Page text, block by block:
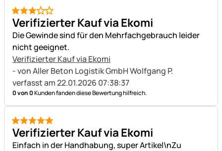
3 von 5
Verifizierter Kauf via Ekomi
Die Gewinde sind für den Mehrfachgebrauch leider
nicht geeignet.
Verifizierter Kauf via Ekomi
- von Aller Beton Logistik GmbH Wolfgang P.
verfasst am 22.01.2026 07:38:37
0 von 0Kunden fanden diese Bewertung hilfreich.
5 von 5
Verifizierter Kauf via Ekomi
Einfach in der Handhabung, super Artikel\nZu